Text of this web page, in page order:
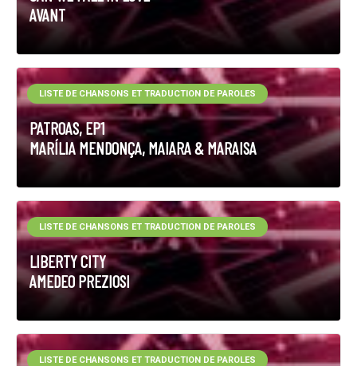
AVANT
PATROAS, EP1
MARÍLIA MENDONÇA, MAIARA & MARAISA
LISTE DE CHANSONS ET TRADUCTION DE PAROLES
LIBERTY CITY
AMEDEO PREZIOSI
LISTE DE CHANSONS ET TRADUCTION DE PAROLES
LISTE DE CHANSONS ET TRADUCTION DE PAROLES